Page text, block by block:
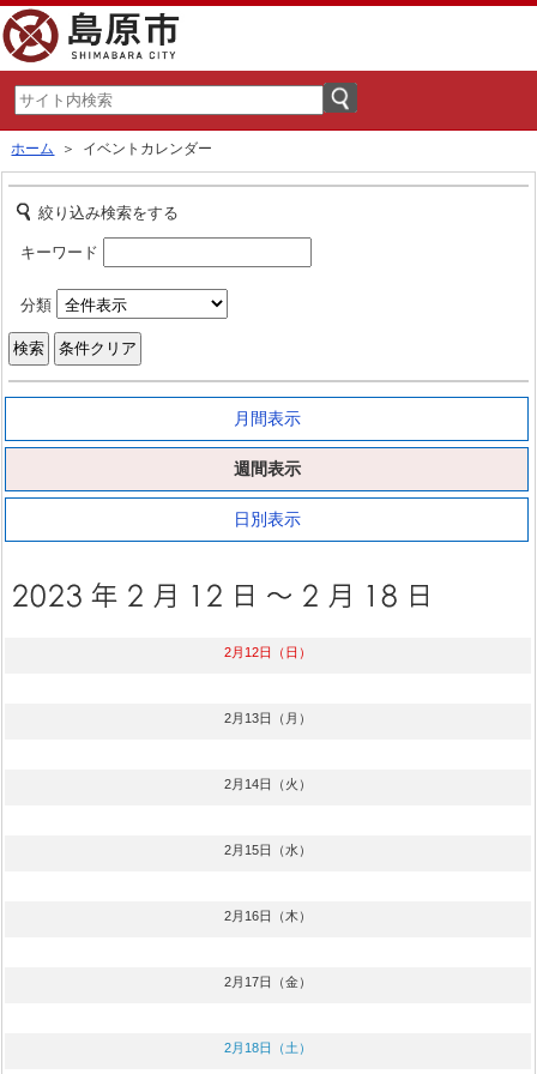
ホーム ＞ イベントカレンダー
絞り込み検索をする
キーワード
分類
月間表示
週間表示
日別表示
2月12日（日）
2月13日（月）
2月14日（火）
2月15日（水）
2月16日（木）
2月17日（金）
2月18日（土）